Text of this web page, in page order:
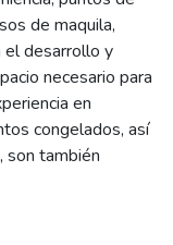
de maquila,
el desarrollo y
necesario para
en
congelados, así
son también